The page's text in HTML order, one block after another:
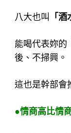
八大也叫 「酒
能喝代表妳的
後、不掃興。
這也是幹部會
●情商高比情